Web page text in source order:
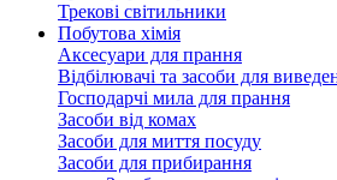
Трекові світильники
Побутова хімія
Аксесуари для прання
Відбілювачі та засоби для
Господарчі мила для прання
Засоби від комах
Засоби для миття посуду
Засоби для прибирання